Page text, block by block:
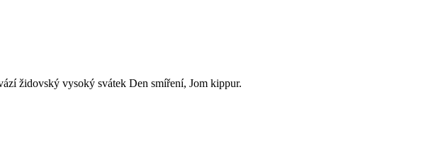
židovský vysoký svátek Den smíření, Jom kippur.